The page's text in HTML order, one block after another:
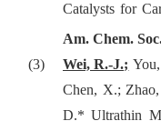
Catalysts for
Am. Chem.
(3)
Wei, R.-J.;
Chen, X.;
D.* Ultrathin